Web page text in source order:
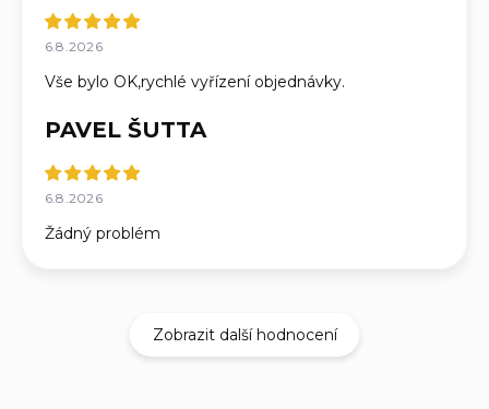
6.8.2026
Vše bylo OK,rychlé vyřízení objednávky.
PAVEL ŠUTTA
6.8.2026
Žádný problém
Zobrazit další hodnocení